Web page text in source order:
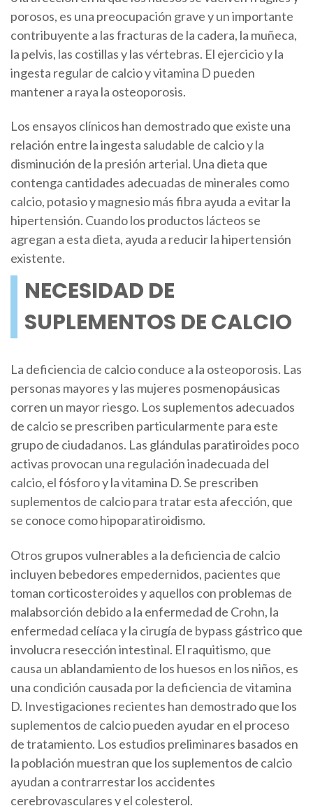
porosos, es una preocupación grave y un importante
contribuyente a las fracturas de la cadera, la muñeca,
la pelvis, las costillas y las vértebras. El ejercicio y la
ingesta regular de calcio y vitamina D pueden
mantener a raya la osteoporosis.
Los ensayos clínicos han demostrado que existe una
relación entre la ingesta saludable de calcio y la
disminución de la presión arterial. Una dieta que
contenga cantidades adecuadas de minerales como
calcio, potasio y magnesio más fibra ayuda a evitar la
hipertensión. Cuando los productos lácteos se
agregan a esta dieta, ayuda a reducir la hipertensión
existente.
NECESIDAD DE
SUPLEMENTOS DE CALCIO
La deficiencia de calcio conduce a la osteoporosis. Las
personas mayores y las mujeres posmenopáusicas
corren un mayor riesgo. Los suplementos adecuados
de calcio se prescriben particularmente para este
grupo de ciudadanos. Las glándulas paratiroides poco
activas provocan una regulación inadecuada del
calcio, el fósforo y la vitamina D. Se prescriben
suplementos de calcio para tratar esta afección, que
se conoce como hipoparatiroidismo.
Otros grupos vulnerables a la deficiencia de calcio
incluyen bebedores empedernidos, pacientes que
toman corticosteroides y aquellos con problemas de
malabsorción debido a la enfermedad de Crohn, la
enfermedad celíaca y la cirugía de bypass gástrico que
involucra resección intestinal. El raquitismo, que
causa un ablandamiento de los huesos en los niños, es
una condición causada por la deficiencia de vitamina
D. Investigaciones recientes han demostrado que los
suplementos de calcio pueden ayudar en el proceso
de tratamiento. Los estudios preliminares basados ​​en
la población muestran que los suplementos de calcio
ayudan a contrarrestar los accidentes
cerebrovasculares y el colesterol.